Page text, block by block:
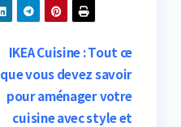
IKEA Cuisine : Tout ce
que vous devez savoir
pour aménager votre
cuisine avec style et